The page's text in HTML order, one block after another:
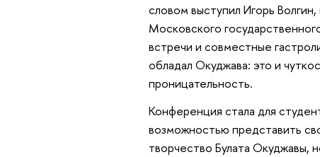
словом выступил Игорь
Московского
встречи и совместные
обладал Окуджава: это и
проницательность.
Конференция стала для
возможностью представить
творчество Булата Окуджавы,